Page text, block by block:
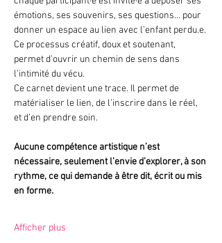
émotions, ses souvenirs, ses questions... pour
donner un espace au lien avec l’enfant perdu.e.
Ce processus créatif, doux et soutenant,
permet d’ouvrir un chemin de sens dans
l’intimité du vécu.
Ce carnet devient une trace. Il permet de
matérialiser le lien, de l’inscrire dans le réel,
et d’en prendre soin.
Aucune compétence artistique n’est
nécessaire, seulement l’envie d’explorer, à son
rythme, ce qui demande à être dit, écrit ou mis
en forme.
Afficher plus